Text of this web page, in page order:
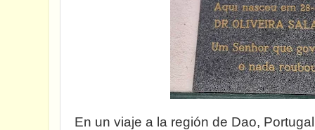
En un viaje a la región de Dao,